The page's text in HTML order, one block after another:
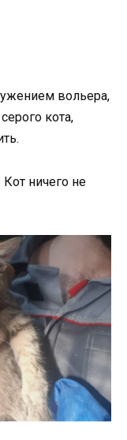
вольера,
кота,
ничего не